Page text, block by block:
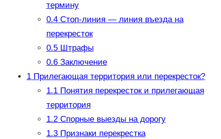
термину
0.4Стоп-линия — линия въезда на
перекресток
0.5Штрафы
0.6Заключение
1Прилегающая территория или перекресток?
1.1Понятия перекресток и прилегающая
территория
1.2Спорные выезды на дорогу
1.3Признаки перекрестка